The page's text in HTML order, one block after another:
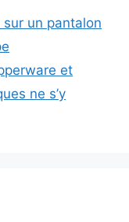
un pantalon
et
ne s’y